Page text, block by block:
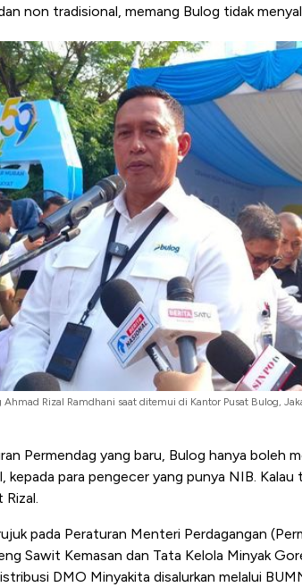
non tradisional, memang Bulog tidak
Rizal Ramdhani saat ditemui di Kantor Pusat Bulog,
Permendag yang baru, Bulog hanya boleh
kepada para pengecer yang punya NIB. Kalau
pada Peraturan Menteri Perdagangan
Sawit Kemasan dan Tata Kelola Minyak
DMO Minyakita disalurkan melalui
Bisnis Furniture &
Double Digit
Industri Susu